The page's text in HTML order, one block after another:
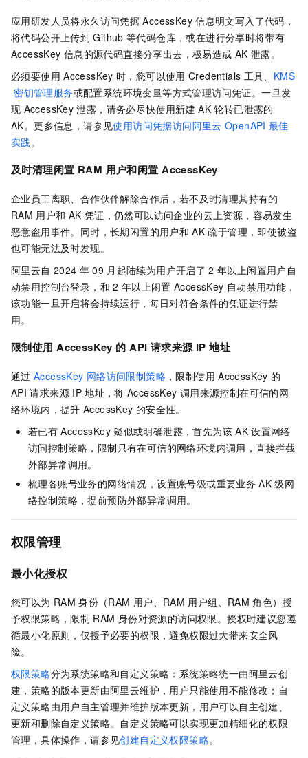
应用研发人员将永久访问凭据 AccessKey 信息明文写入了代码，
将代码公开上传到 Github 等代码仓库，或在进行分享时将带有
AccessKey 信息的源代码直接分享出去，极易造成 AK 泄露。
必须要使用 AccessKey 时，您可以使用 Credentials 工具、 KMS
密钥管理服务或配置系统环境变量等方式管理访问凭证。一旦发
现 AccessKey 泄露，请务必尽快使用新建 AK 轮转已泄露的
AK。更多信息，请参见使用访问凭据访问阿里云 OpenAPI 最佳
实践 。
及时清理闲置 RAM 用户和闲置 AccessKey
企业员工离职、合作伙伴解除合作后，若不及时清理其持有的
RAM 用户和 AK 凭证，仍然可以访问企业的云上资源，容易发生
恶意盗用事件。同时，长期闲置的用户和 AK 疏于管理，即使被盗
也可能无法及时发现。
阿里云自 2024 年 09 月起陆续为用户开启了 2 年以上闲置用户自
动禁用控制台登录，和 2 年以上闲置 AccessKey 自动禁用功能，
该功能一旦开启将会持续运行，每日对符合条件的凭证进行禁
用。
限制使用 AccessKey 的 API 请求来源 IP 地址
通过 AccessKey 网络访问限制策略 ，限制使用 AccessKey 的
API 请求来源 IP 地址，将 AccessKey 调用来源控制在可信的网
络环境内，提升 AccessKey 的安全性。
若已有 AccessKey 疑似或明确泄露，首先为该 AK 设置网络
访问控制策略，限制只有在可信的网络环境内调用，直接拦截
外部异常调用。
梳理各账号业务的网络情况，设置账号级或重要业务 AK 级网
络控制策略，提前预防外部异常调用。
权限管理
最小化授权
您可以为 RAM 身份（RAM 用户、RAM 用户组、RAM 角色）授
予权限策略，限制 RAM 身份对资源的访问权限。授权时建议您遵
循最小化原则，仅授予必要的权限，避免权限过大带来安全风
险。
权限策略分为系统策略和自定义策略：系统策略统一由阿里云创
建，策略的版本更新由阿里云维护，用户只能使用不能修改；自
定义策略由用户自主管理并维护版本更新，用户可以自主创建、
更新和删除自定义策略。自定义策略可以实现更加精细化的权限
管理，具体操作，请参见创建自定义权限策略。